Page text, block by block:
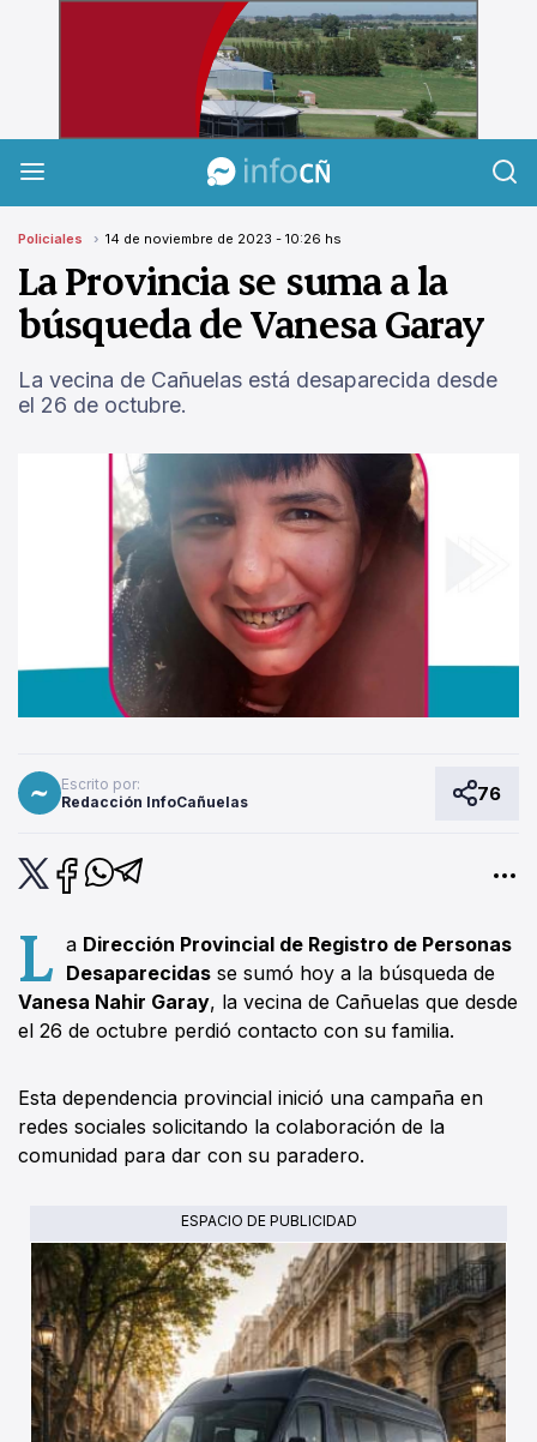
InfoCañuelas
Policiales 14 de noviembre de 2023 - 10:26 hs
La Provincia se suma a la
búsqueda de Vanesa Garay
La vecina de Cañuelas está desaparecida desde
el 26 de octubre.
Escrito por:
Redacción InfoCañuelas
76
L a Dirección Provincial de Registro de Personas
Desaparecidas se sumó hoy a la búsqueda de
Vanesa Nahir Garay, la vecina de Cañuelas que desde
el 26 de octubre perdió contacto con su familia.
Esta dependencia provincial inició una campaña en
redes sociales solicitando la colaboración de la
comunidad para dar con su paradero.
ESPACIO DE PUBLICIDAD